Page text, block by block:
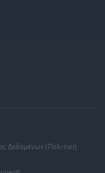
Δεδομένων
Πολιτική